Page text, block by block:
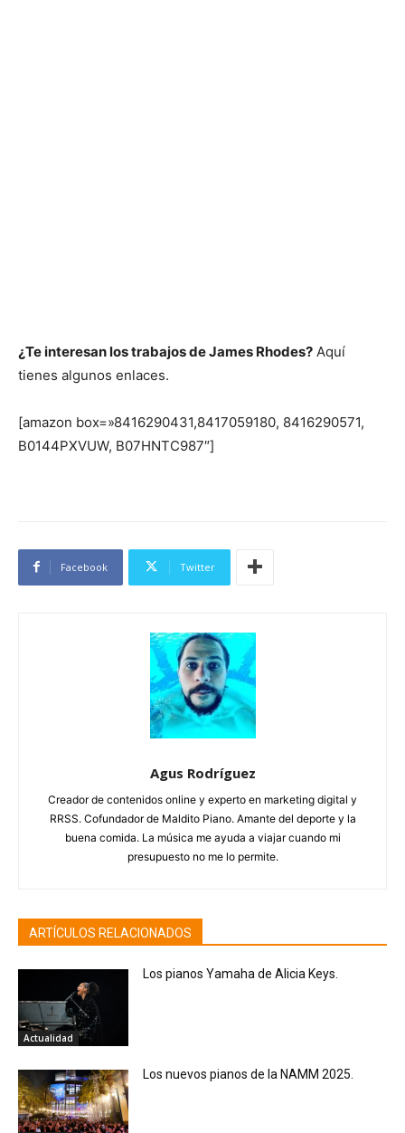
¿Te interesan los trabajos de James Rhodes? Aquí
tienes algunos enlaces.
[amazon box=»8416290431,8417059180, 8416290571,
B0144PXVUW, B07HNTC987″]
Facebook Twitter
Agus Rodríguez
Creador de contenidos online y experto en marketing digital y
RRSS. Cofundador de Maldito Piano. Amante del deporte y la
buena comida. La música me ayuda a viajar cuando mi
presupuesto no me lo permite.
ARTÍCULOS RELACIONADOS
Actualidad
Los pianos Yamaha de Alicia Keys.
Los nuevos pianos de la NAMM 2025.